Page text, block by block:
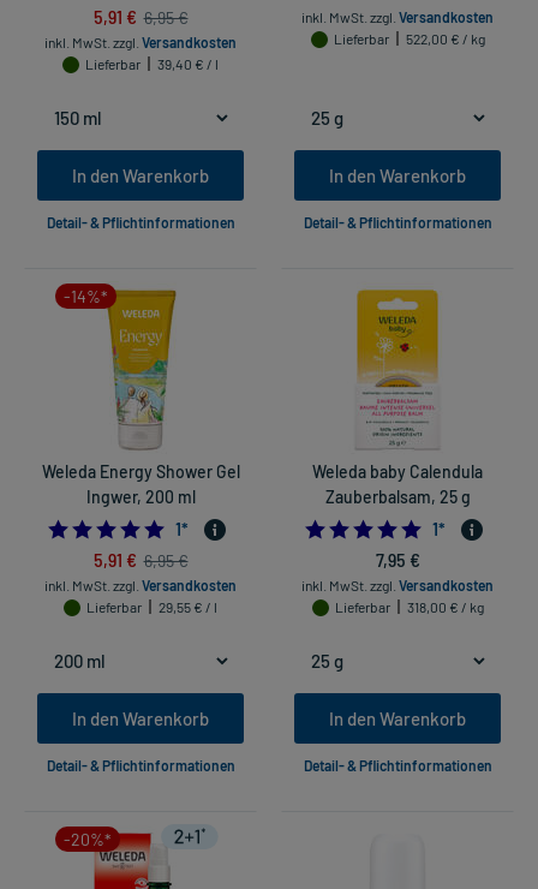
5,91 € 6,95 €
inkl. MwSt. zzgl. Versandkosten
Lieferbar
39,40 € / l
In den Warenkorb
Detail- & Pflichtinformationen
inkl. MwSt. zzgl. Versandkosten
Lieferbar
522,00 € / kg
In den Warenkorb
Detail- & Pflichtinformationen
-14%*
Weleda Energy Shower Gel
Ingwer, 200 ml
5.0
1*
5,91 € 6,95 €
inkl. MwSt. zzgl. Versandkosten
Lieferbar
29,55 € / l
In den Warenkorb
Detail- & Pflichtinformationen
Weleda baby Calendula
Zauberbalsam, 25 g
5.0
1*
7,95 €
inkl. MwSt. zzgl. Versandkosten
Lieferbar
318,00 € / kg
In den Warenkorb
Detail- & Pflichtinformationen
-20%*